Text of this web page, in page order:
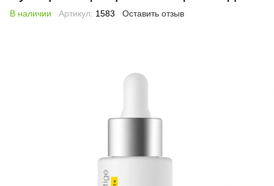
В наличии Артикул: 1583 Оставить отзыв